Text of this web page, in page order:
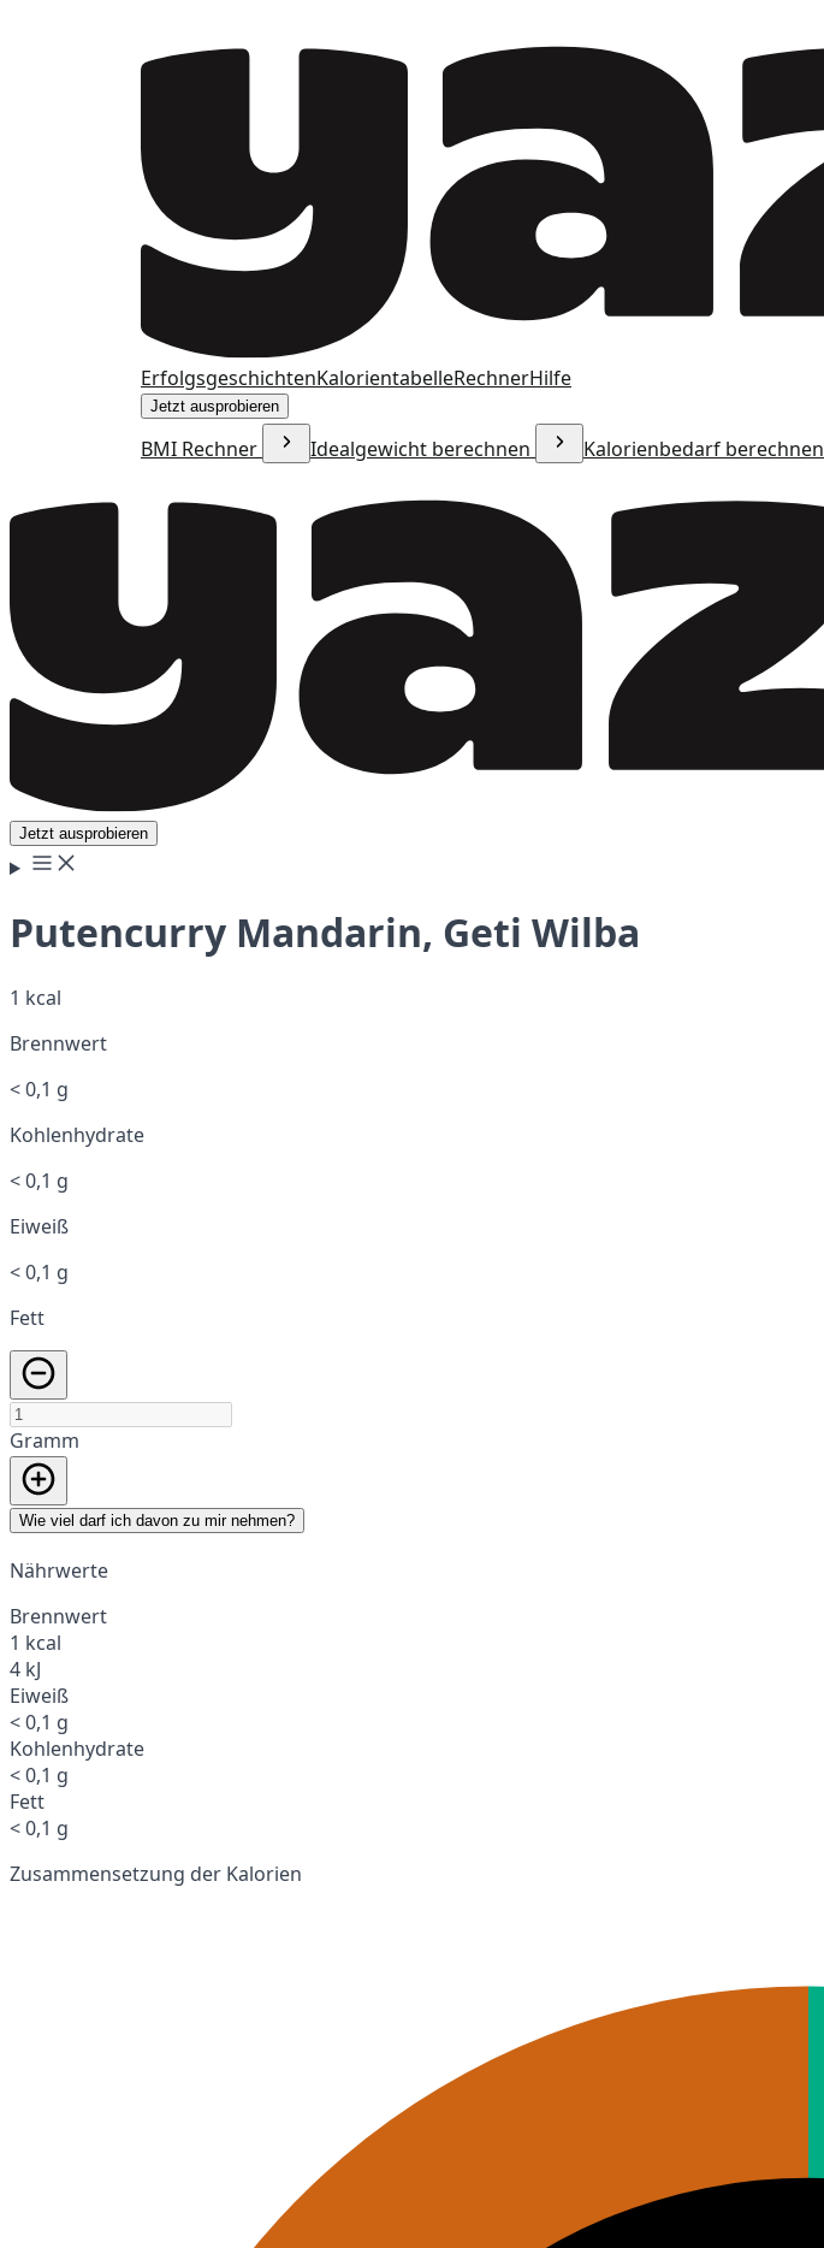
ErfolgsgeschichtenKalorientabelleRechnerHilfe
Jetzt ausprobieren
BMI Rechner Idealgewicht berechnen Kalorienbedarf berechnen
Jetzt ausprobieren
Putencurry Mandarin, Geti Wilba
1 kcal
Brennwert
< 0,1 g
Kohlenhydrate
< 0,1 g
Eiweiß
< 0,1 g
Fett
Gramm
Wie viel darf ich davon zu mir nehmen?
Nährwerte
Brennwert
1 kcal
4 kJ
Eiweiß
< 0,1 g
Kohlenhydrate
< 0,1 g
Fett
< 0,1 g
Zusammensetzung der Kalorien